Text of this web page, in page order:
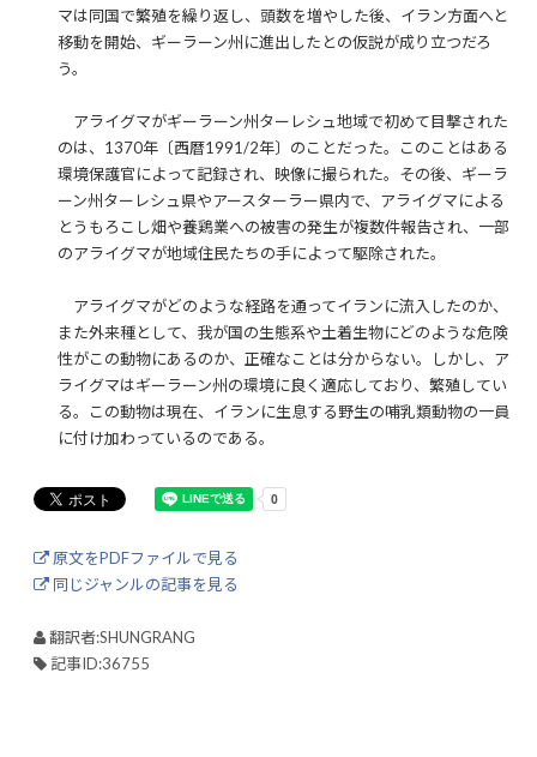
マは同国で繁殖を繰り返し、頭数を増やした後、イラン方面へと
移動を開始、ギーラーン州に進出したとの仮説が成り立つだろ
う。
アライグマがギーラーン州ターレシュ地域で初めて目撃された
のは、1370年〔西暦1991/2年〕のことだった。このことはある
環境保護官によって記録され、映像に撮られた。その後、ギーラ
ーン州ターレシュ県やアースターラー県内で、アライグマによる
とうもろこし畑や養鶏業への被害の発生が複数件報告され、一部
のアライグマが地域住民たちの手によって駆除された。
アライグマがどのような経路を通ってイランに流入したのか、
また外来種として、我が国の生態系や土着生物にどのような危険
性がこの動物にあるのか、正確なことは分からない。しかし、ア
ライグマはギーラーン州の環境に良く適応しており、繁殖してい
る。この動物は現在、イランに生息する野生の哺乳類動物の一員
に付け加わっているのである。
原文をPDFファイルで見る
同じジャンルの記事を見る
翻訳者:SHUNGRANG
記事ID:36755